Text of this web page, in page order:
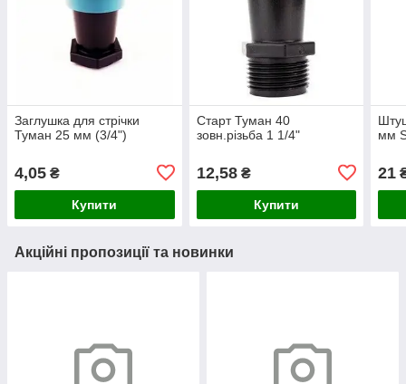
Заглушка для стрічки
Туман 25 мм (3/4")
4,05 ₴
Купити
Старт Туман 40
зовн.різьба 1 1/4"
12,58₴
Купити
мм
21
Акційні пропозиції та новинки